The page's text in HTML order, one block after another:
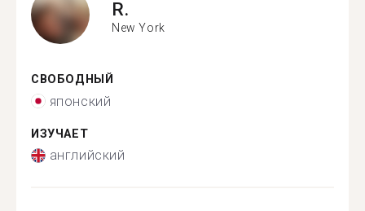
R.
New York
СВОБОДНЫЙ
японский
ИЗУЧАЕТ
английский